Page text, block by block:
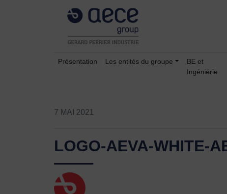
Présentation Les entités du groupe
BE et
Ingéniérie
7 MAI 2021
LOGO-AEVA-WHITE-